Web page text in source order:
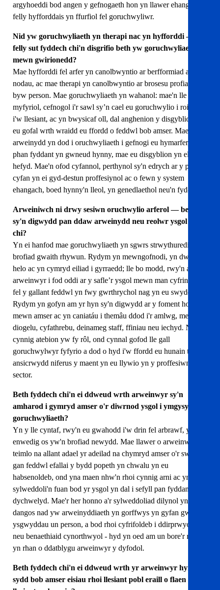
argyhoeddi bod angen y gefnogaeth hon yn llawer ehangach,
felly hyfforddais yn ffurfiol fel goruchwyliwr.
Nid yw goruchwyliaeth yn therapi nac yn hyfforddi —
felly sut fyddech chi'n disgrifio beth yw goruchwyliaeth
mewn gwirionedd?
Mae hyfforddi fel arfer yn canolbwyntio ar berfformiad a
nodau, ac mae therapi yn canolbwyntio ar brosesu profiadau
byw person. Mae goruchwyliaeth yn wahanol: mae'n lle
myfyriol, cefnogol i'r sawl sy’n cael eu goruchwylio i roi sylw
i'w llesiant, ac yn bwysicaf oll, dal anghenion y disgyblion dan
eu gofal wrth wraidd eu ffordd o feddwl bob amser. Mae
arweinydd yn dod i oruchwyliaeth i gefnogi eu hymarfer, a
phan fyddant yn gwneud hynny, mae eu disgyblion yn elwa
hefyd. Mae'n ofod cyfannol, perthynol sy'n edrych ar y person
cyfan yn ei gyd-destun proffesiynol ac o fewn y system
ehangach, boed hynny'n lleol, yn genedlaethol neu'n fyd-eang.
Arweiniwch ni drwy sesiwn oruchwylio arferol — beth
sy'n digwydd pan ddaw arweinydd neu reolwr ysgol atoch
chi?
Yn ei hanfod mae goruchwyliaeth yn sgwrs strwythuredig am
brofiad gwaith rhywun. Rydym yn mewngofnodi, yn dweud
helo ac yn cymryd eiliad i gyrraedd; lle bo modd, rwy'n annog
arweinwyr i fod oddi ar y safle’r ysgol mewn man cyfrinachol
fel y gallant feddwl yn fwy gwrthrychol nag yn eu swyddfa.
Rydym yn gofyn am yr hyn sy'n digwydd ar y foment honno
mewn amser ac yn caniatáu i themâu ddod i'r amlwg, megis
diogelu, cyfathrebu, deinameg staff, ffiniau neu iechyd. Nid
cynnig atebion yw fy rôl, ond cynnal gofod lle gall
goruchwylwyr fyfyrio a dod o hyd i'w ffordd eu hunain trwy'r
ansicrwydd niferus y maent yn eu llywio yn y proffesiwn a'r
sector.
Beth fyddech chi'n ei ddweud wrth arweinwyr sy'n
amharod i gymryd amser o'r diwrnod ysgol i ymgysylltu â
goruchwyliaeth?
Yn y lle cyntaf, rwy'n eu gwahodd i'w drin fel arbrawf, yn
enwedig os yw'n brofiad newydd. Mae llawer o arweinwyr yn
teimlo na allant adael yr adeilad na chymryd amser o'r swydd,
gan feddwl efallai y bydd popeth yn chwalu yn eu
habsenoldeb, ond yna maen nhw'n rhoi cynnig arni ac yn
sylweddoli'n fuan bod yr ysgol yn dal i sefyll pan fyddant yn
dychwelyd. Mae'r her honno a'r sylweddoliad dilynol yn
dangos nad yw arweinyddiaeth yn gorffwys yn gyfan gwbl ar
ysgwyddau un person, a bod rhoi cyfrifoldeb i ddirprwyon
neu benaethiaid cynorthwyol - hyd yn oed am un bore'r mis -
yn rhan o ddatblygu arweinwyr y dyfodol.
Beth fyddech chi'n ei ddweud wrth yr arweinwyr hynny
sydd bob amser eisiau rhoi llesiant pobl eraill o flaen eu